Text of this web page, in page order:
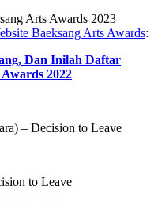
Arts Awards 2023
Baeksang Arts Awards:
Dan Inilah Daftar
2022
– Decision to Leave
to Leave